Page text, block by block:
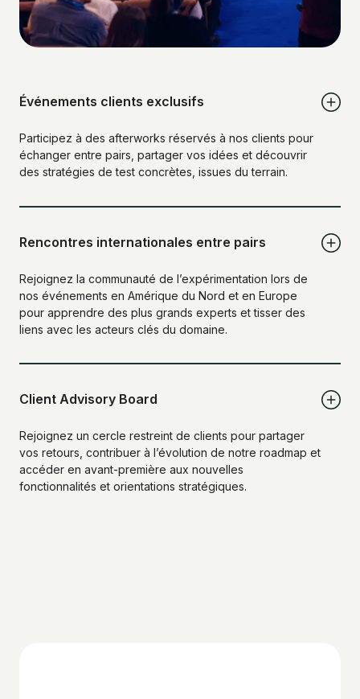
Événements clients exclusifs
Participez à des afterworks réservés à nos clients pour
échanger entre pairs, partager vos idées et découvrir
des stratégies de test concrètes, issues du terrain.
Rencontres internationales entre pairs
Rejoignez la communauté de l’expérimentation lors de
nos événements en Amérique du Nord et en Europe
pour apprendre des plus grands experts et tisser des
liens avec les acteurs clés du domaine.
Client Advisory Board
Rejoignez un cercle restreint de clients pour partager
vos retours, contribuer à l’évolution de notre roadmap et
accéder en avant-première aux nouvelles
fonctionnalités et orientations stratégiques.